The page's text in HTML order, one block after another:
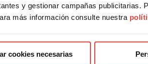
y gestionar campañas publicitarias.
más información consulte nuestra
cookies necesarias
parlamentario sobre blindar las